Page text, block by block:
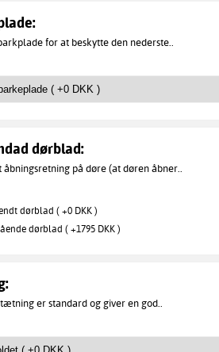
for at beskytte den nederste..
dørblad:
åbningsretning på døre (at døren åbner..
dørblad ( +0 DKK )
dørblad ( +1795 DKK )
er standard og giver en god..